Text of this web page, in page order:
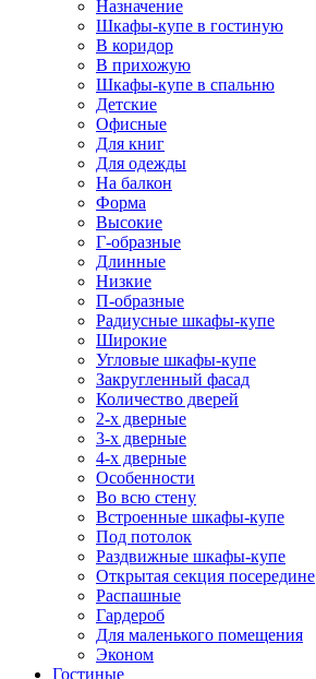
Назначение
Шкафы-купе в гостиную
В коридор
В прихожую
Шкафы-купе в спальню
Детские
Офисные
Для книг
Для одежды
На балкон
Форма
Высокие
Г-образные
Длинные
Низкие
П-образные
Радиусные шкафы-купе
Широкие
Угловые шкафы-купе
Закругленный фасад
Количество дверей
2-х дверные
3-х дверные
4-х дверные
Особенности
Во всю стену
Встроенные шкафы-купе
Под потолок
Раздвижные шкафы-купе
Открытая секция посередине
Распашные
Гардероб
Для маленького помещения
Эконом
Гостиные